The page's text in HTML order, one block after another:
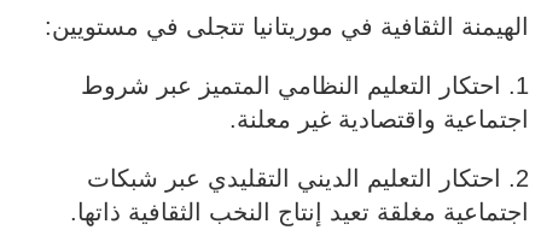
الهيمنة الثقافية في موريتانيا تتجلى في مستويين:
1. احتكار التعليم النظامي المتميز عبر شروط
اجتماعية واقتصادية غير معلنة.
2. احتكار التعليم الديني التقليدي عبر شبكات
اجتماعية مغلقة تعيد إنتاج النخب الثقافية ذاتها.